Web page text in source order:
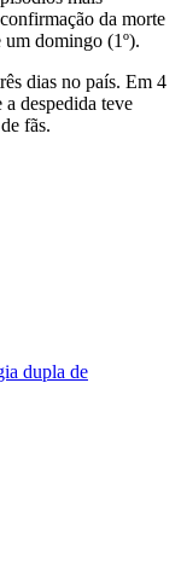
da morte
um domingo (1º).
dias no país. Em 4
despedida teve
fãs.
dupla de